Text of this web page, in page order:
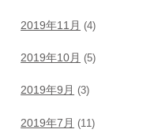
2019年11月 (4)
2019年10月 (5)
2019年9月 (3)
2019年7月 (11)